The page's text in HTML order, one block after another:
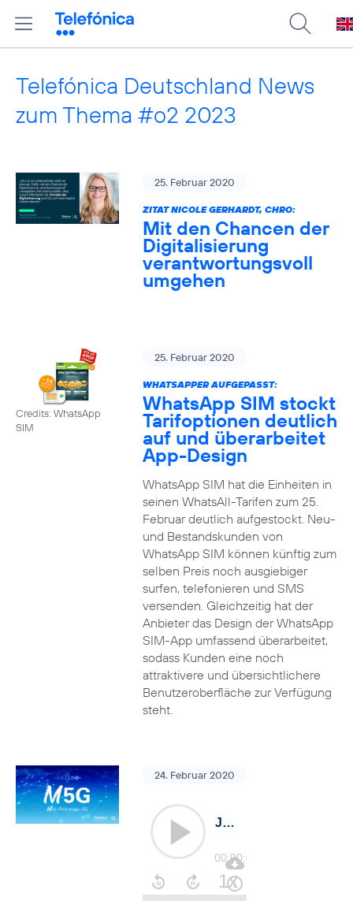
Telefónica Deutschland News
zum Thema #o2 2023
25. Februar 2020
ZITAT NICOLE GERHARDT, CHRO:
Mit den Chancen der
Digitalisierung
verantwortungsvoll
umgehen
Credits: WhatsApp
SIM
25. Februar 2020
WHATSAPPER AUFGEPASST:
WhatsApp SIM stockt
Tarifoptionen deutlich
auf und überarbeitet
App-Design
WhatsApp SIM hat die Einheiten in
seinen WhatsAll-Tarifen zum 25.
Februar deutlich aufgestockt. Neu-
und Bestandskunden von
WhatsApp SIM können künftig zum
selben Preis noch ausgiebiger
surfen, telefonieren und SMS
versenden. Gleichzeitig hat der
Anbieter das Design der WhatsApp
SIM-App umfassend überarbeitet,
sodass Kunden eine noch
attraktivere und übersichtlichere
Benutzeroberfläche zur Verfügung
steht.
24. Februar 2020